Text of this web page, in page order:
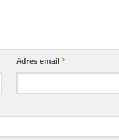
Adres email*